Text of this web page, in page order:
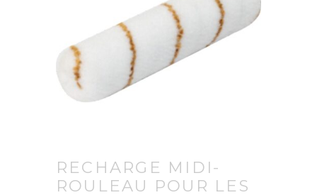
RECHARGE MIDI-
ROULEAU POUR LES